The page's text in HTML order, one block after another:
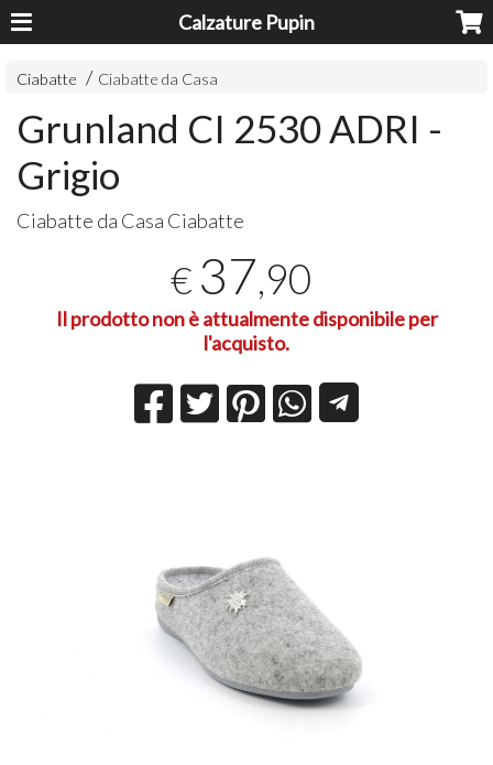
Calzature Pupin
Ciabatte Ciabatte da Casa
Grunland CI 2530 ADRI -
Grigio
Ciabatte da Casa Ciabatte
€ 37,90
Il prodotto non è attualmente disponibile per
l'acquisto.